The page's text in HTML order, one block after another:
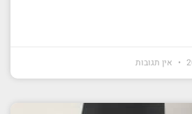
אין תגובות